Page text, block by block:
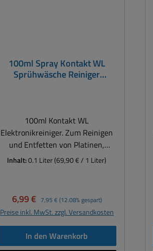
100ml Spray Kontakt WL
Sprühwäsche Reiniger
100ml Kontakt WL
Elektronikreiniger. Zum Reinigen
und Entfetten von Platinen,
Geräten, Werkzeugen, Armaturen,
Leiterplatten oder Limonadenreste
aus einem Regler usw. das
Wirkstoffgemisch entfernt ein
breites Schmutzspektrum schnell
Inhalt:0.1 Liter(69,90 € / 1 Liter)
Verkaufspreis:
6,99 € Regulärer Preis:
7,95 € (12.08% gespart)
Preise inkl. MwSt. zzgl. Versandkosten
In den Warenkorb